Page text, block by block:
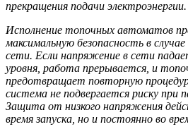
прекращения подачи электроэнергии.
Исполнение топочных автоматов
максимальную безопасность в
сети. Если напряжение в сети
уровня, работа прерывается, и
предотвращает повторную
система не подвергается риску при
Защита от низкого напряжения
время запуска, но и постоянно во